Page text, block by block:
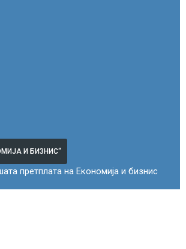
И БИЗНИС“
претплата на Економија и бизнис